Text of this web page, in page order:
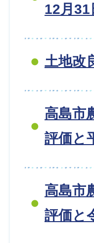
12月31
土地改
高島市
評価と
高島市
評価と